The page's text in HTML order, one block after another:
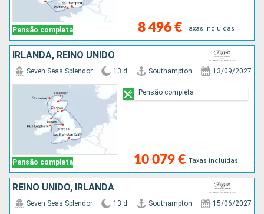
Pensão completa 8 496 € Taxas incluídas
IRLANDA, REINO UNIDO
Pensão completa
Seven Seas Splendor 13 d Southampton 13/09/2027
10 079 € Taxas incluídas
Pensão completa
REINO UNIDO, IRLANDA
Seven Seas Splendor 13 d Southampton 15/06/2027